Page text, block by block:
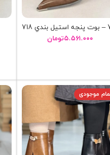
718
۵.۵۶۱.۰۰۰تومان
موجودی